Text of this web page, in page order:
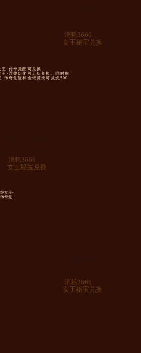
消耗3666
女王秘宝兑换
王-传奇觉醒可兑换
王-涅槃幻化可五折兑换。同时拥
-传奇觉醒和金蝰焚天可减免500
消耗3666
女王秘宝兑换
女王-
奇觉
消耗3666
女王秘宝兑换